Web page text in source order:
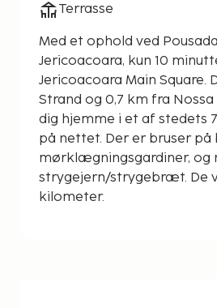
Terrasse
Med et ophold ved
Jericoacoara, kun 10
Jericoacoara Main Square. Dette Bed & Breakfast ligger 10,8 km fra Preá
Strand og 0,7 km fra
dig hjemme i et af stedets
på nettet. Der er bruser
mørklægningsgardiner, og
strygejern/strygebræt. De
kilometer.